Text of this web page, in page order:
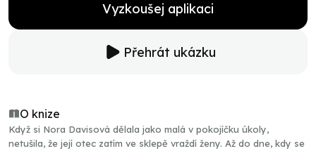
Vyzkoušej aplikaci
Přehrát ukázku
O knize
Když si Nora Davisová dělala jako malá v pokojíčku úkoly,
netušila, že její otec zatím ve sklepě vraždí ženy. Až do dne, kdy se